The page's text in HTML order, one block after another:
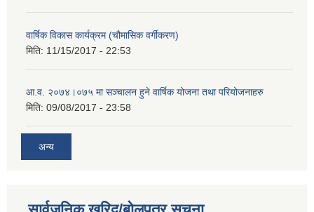
वार्षिक विकास कार्यक्रम (चौमासिक वर्गीकरण)
मिति: 11/15/2017 - 22:53
आ.व. २०७४।०७५ मा सञ्चालन हुने वार्षिक योजना तथा परियोजनाहरु
मिति: 09/08/2017 - 23:58
अन्य